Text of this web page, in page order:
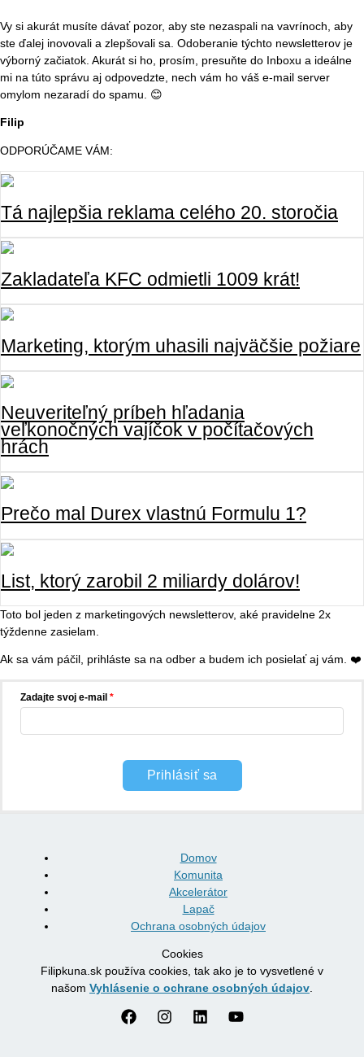
Vy si akurát musíte dávať pozor, aby ste nezaspali na vavrínoch, aby
ste ďalej inovovali a zlepšovali sa. Odoberanie týchto newsletterov je
výborný začiatok. Akurát si ho, prosím, presuňte do Inboxu a ideálne
mi na túto správu aj odpovedzte, nech vám ho váš e-mail server
omylom nezaradí do spamu. 😊
Filip
ODPORÚČAME VÁM:
Tá najlepšia reklama celého 20. storočia
Zakladateľa KFC odmietli 1009 krát!
Marketing, ktorým uhasili najväčšie požiare
Neuveriteľný príbeh hľadania
veľkonočných vajíčok v počítačových
hrách
Prečo mal Durex vlastnú Formulu 1?
List, ktorý zarobil 2 miliardy dolárov!
Toto bol jeden z marketingových newsletterov, aké pravidelne 2x
týždenne zasielam.
Ak sa vám páčil, prihláste sa na odber a budem ich posielať aj vám. ❤️
Zadajte svoj e-mail
Prihlásiť sa
Domov
Komunita
Akcelerátor
Lapač
Ochrana osobných údajov
Cookies
Filipkuna.sk používa cookies, tak ako je to vysvetlené v
našom Vyhlásenie o ochrane osobných údajov.